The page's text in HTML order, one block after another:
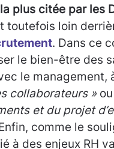
plus citée par les
toutefois loin
. Dans ce
le bien-être des
le management,
collaborateurs »ou
et du projet
comme le
à des enjeux RH